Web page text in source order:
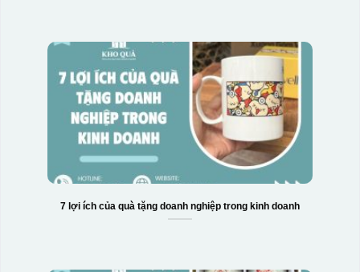
7 lợi ích của quà tặng doanh nghiệp trong kinh doanh